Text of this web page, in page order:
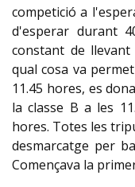
competició a
d'esperar durant
constant de
qual cosa va
11.45 hores, es
la classe B a les
hores. Totes les
desmarcatge per
Començava la